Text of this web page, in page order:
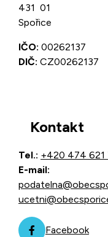
431 01
Spořice
IČO: 00262137
DIČ: CZ00262137
Kontakt
Tel.: +420 474 621
E-mail:
Facebook